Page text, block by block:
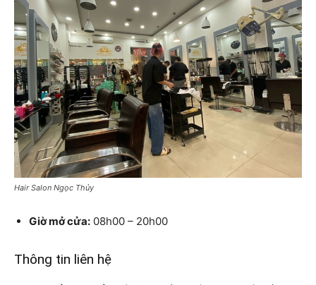
Hair Salon Ngọc Thủy
Giờ mở cửa: 08h00 – 20h00
Thông tin liên hệ